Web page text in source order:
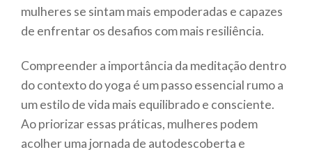
mulheres se sintam mais empoderadas e capazes
de enfrentar os desafios com mais resiliência.
Compreender a importância da meditação dentro
do contexto do yoga é um passo essencial rumo a
um estilo de vida mais equilibrado e consciente.
Ao priorizar essas práticas, mulheres podem
acolher uma jornada de autodescoberta e